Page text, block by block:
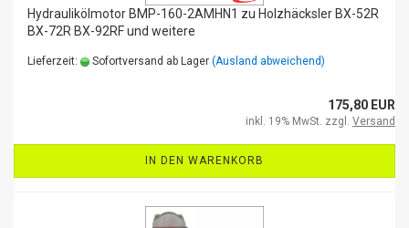
Hydraulikölmotor BMP-160-2AMHN1 zu Holzhäcksler BX-52R
BX-72R BX-92RF und weitere
Lieferzeit: Sofortversand ab Lager (Ausland abweichend)
175,80 EUR
inkl. 19% MwSt. zzgl. Versand
IN DEN WARENKORB